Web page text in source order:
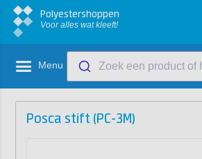
Polyestershoppen
Voor alles wat kleeft!
Menu Zoek een product of
Posca stift (PC-3M)